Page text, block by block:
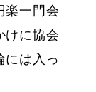
楽一門会
けに協会
には入っ